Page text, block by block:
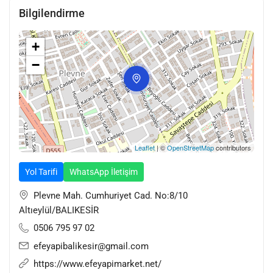
Mutfak Tadilat Dekorasyon
Akıllı kilit Uygulaması (Merel marka)
Bilgilendirme
+
−
Leaflet | ©OpenStreetMapcontributors
Yol Tarifi WhatsApp İletişim
Plevne Mah. Cumhuriyet Cad. No:8/10
Altıeylül/BALIKESİR
0506 795 97 02
efeyapibalikesir@gmail.com
https://www.efeyapimarket.net/